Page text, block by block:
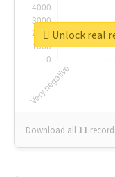
Download all 11
Unlock real